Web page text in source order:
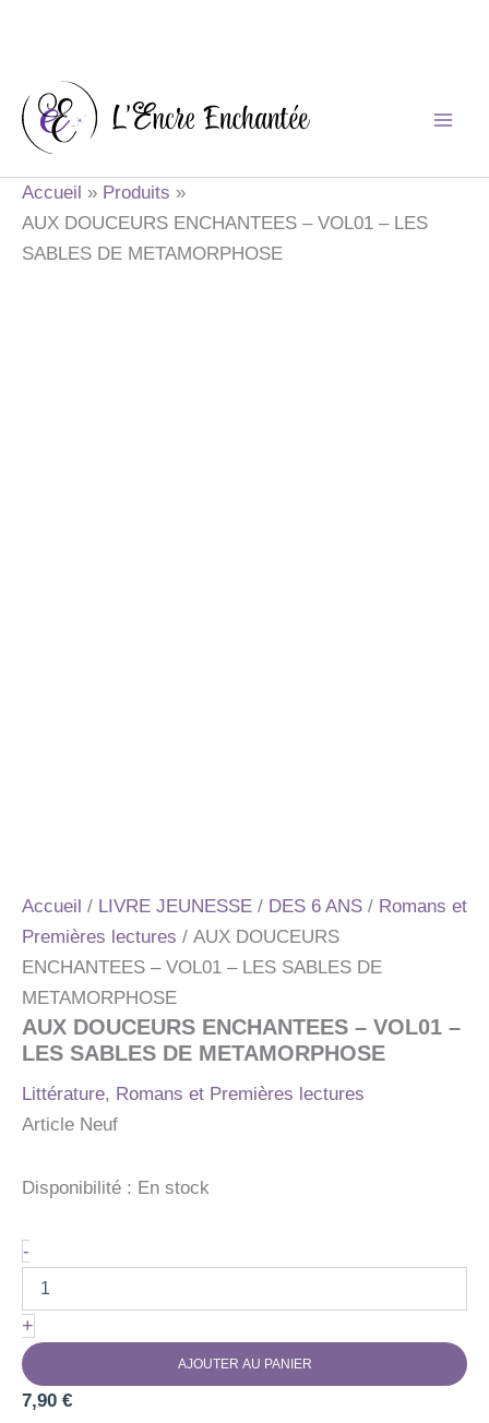
contenu
Accueil
Produits
AUX DOUCEURS ENCHANTEES – VOL01 – LES
SABLES DE METAMORPHOSE
Accueil / LIVRE JEUNESSE / DES 6 ANS / Romans et
Premières lectures / AUX DOUCEURS
ENCHANTEES – VOL01 – LES SABLES DE
METAMORPHOSE
AUX DOUCEURS ENCHANTEES – VOL01 –
LES SABLES DE METAMORPHOSE
Littérature, Romans et Premières lectures
Article Neuf
Disponibilité : En stock
-quantité
de
AUX
DOUCEURS
ENCHANTEES
-
VOL01
-
+
AJOUTER AU PANIER
7,90 €